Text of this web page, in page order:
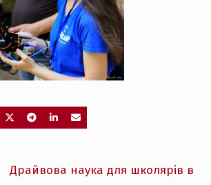
Попередній
запис:
Драйвова наука для школярів в